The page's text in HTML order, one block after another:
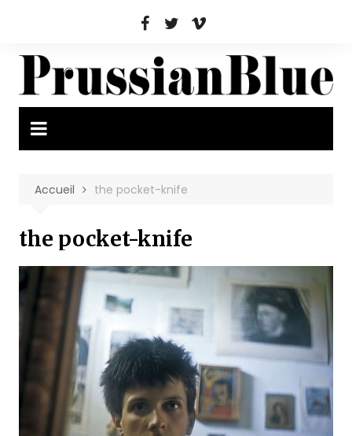
Accueil the pocket-knife
the pocket-knife